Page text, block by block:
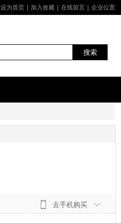
搜索
设为首页 加入收藏 在线留言 企业位置
去手机购买